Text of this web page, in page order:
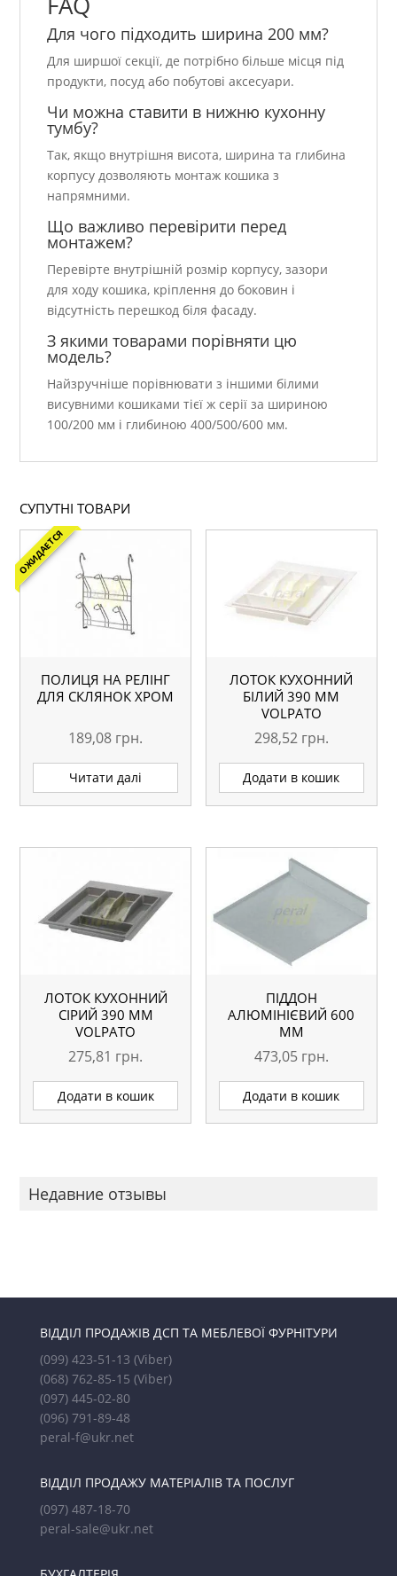
Для чого підходить ширина 200 мм?
Для ширшої секції, де потрібно більше місця під
продукти, посуд або побутові аксесуари.
Чи можна ставити в нижню кухонну
тумбу?
Так, якщо внутрішня висота, ширина та глибина
корпусу дозволяють монтаж кошика з
напрямними.
Що важливо перевірити перед
монтажем?
Перевірте внутрішній розмір корпусу, зазори
для ходу кошика, кріплення до боковин і
відсутність перешкод біля фасаду.
З якими товарами порівняти цю
модель?
Найзручніше порівнювати з іншими білими
висувними кошиками тієї ж серії за шириною
100/200 мм і глибиною 400/500/600 мм.
СУПУТНІ ТОВАРИ
ОЖИДАЕТСЯ
ПОЛИЦЯ НА РЕЛІНГ
ДЛЯ СКЛЯНОК ХРОМ
189,08 грн.
Читати далі
ЛОТОК КУХОННИЙ
БІЛИЙ 390 ММ
VOLPATO
298,52 грн.
Додати в кошик
ЛОТОК КУХОННИЙ
СІРИЙ 390 ММ
VOLPATO
275,81 грн.
Додати в кошик
ПІДДОН
АЛЮМІНІЄВИЙ 600
ММ
473,05 грн.
Додати в кошик
Недавние отзывы
ВІДДІЛ ПРОДАЖІВ ДСП ТА МЕБЛЕВОЇ ФУРНІТУРИ
(099) 423-51-13 (Viber)
(068) 762-85-15 (Viber)
(097) 445-02-80
(096) 791-89-48
peral-f@ukr.net
ВІДДІЛ ПРОДАЖУ МАТЕРІАЛІВ ТА ПОСЛУГ
(097) 487-18-70
peral-sale@ukr.net